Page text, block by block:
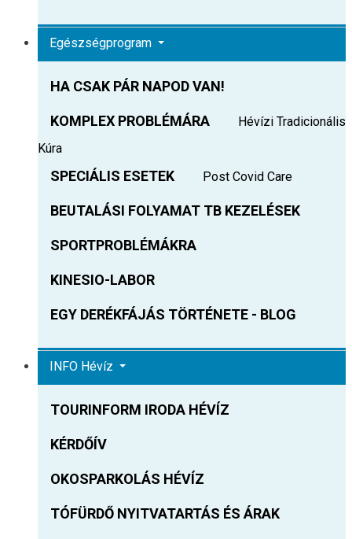
Egészségprogram
HA CSAK PÁR NAPOD VAN!
KOMPLEX PROBLÉMÁRA
Hévízi Tradicionális
Kúra
SPECIÁLIS ESETEK Post Covid Care
BEUTALÁSI FOLYAMAT TB KEZELÉSEK
SPORTPROBLÉMÁKRA
KINESIO-LABOR
EGY DERÉKFÁJÁS TÖRTÉNETE - BLOG
INFO Hévíz
TOURINFORM IRODA HÉVÍZ
KÉRDŐÍV
OKOSPARKOLÁS HÉVÍZ
TÓFÜRDŐ NYITVATARTÁS ÉS ÁRAK